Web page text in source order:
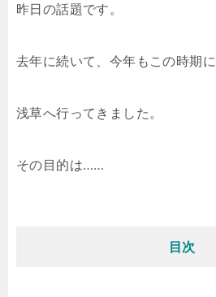
昨日の話題です。
去年に続いて、今年もこの時期に
浅草へ行ってきました。
その目的は……
目次